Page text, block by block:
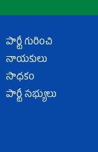
పార్టీ గురించి
నాయకులు
సాధకం
పార్టీ సభ్యులు